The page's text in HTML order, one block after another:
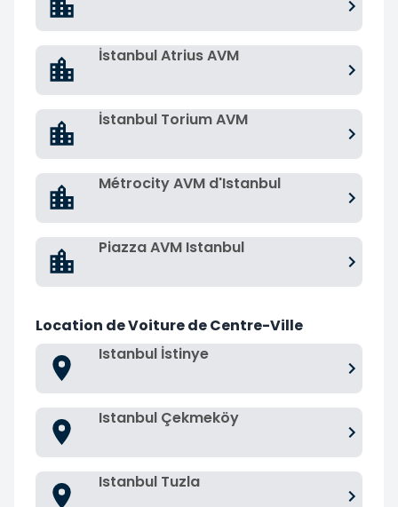
İstanbul Atrius AVM
İstanbul Torium AVM
Métrocity AVM d'Istanbul
Piazza AVM Istanbul
Location de Voiture de Centre-Ville
Istanbul İstinye
Istanbul Çekmeköy
Istanbul Tuzla